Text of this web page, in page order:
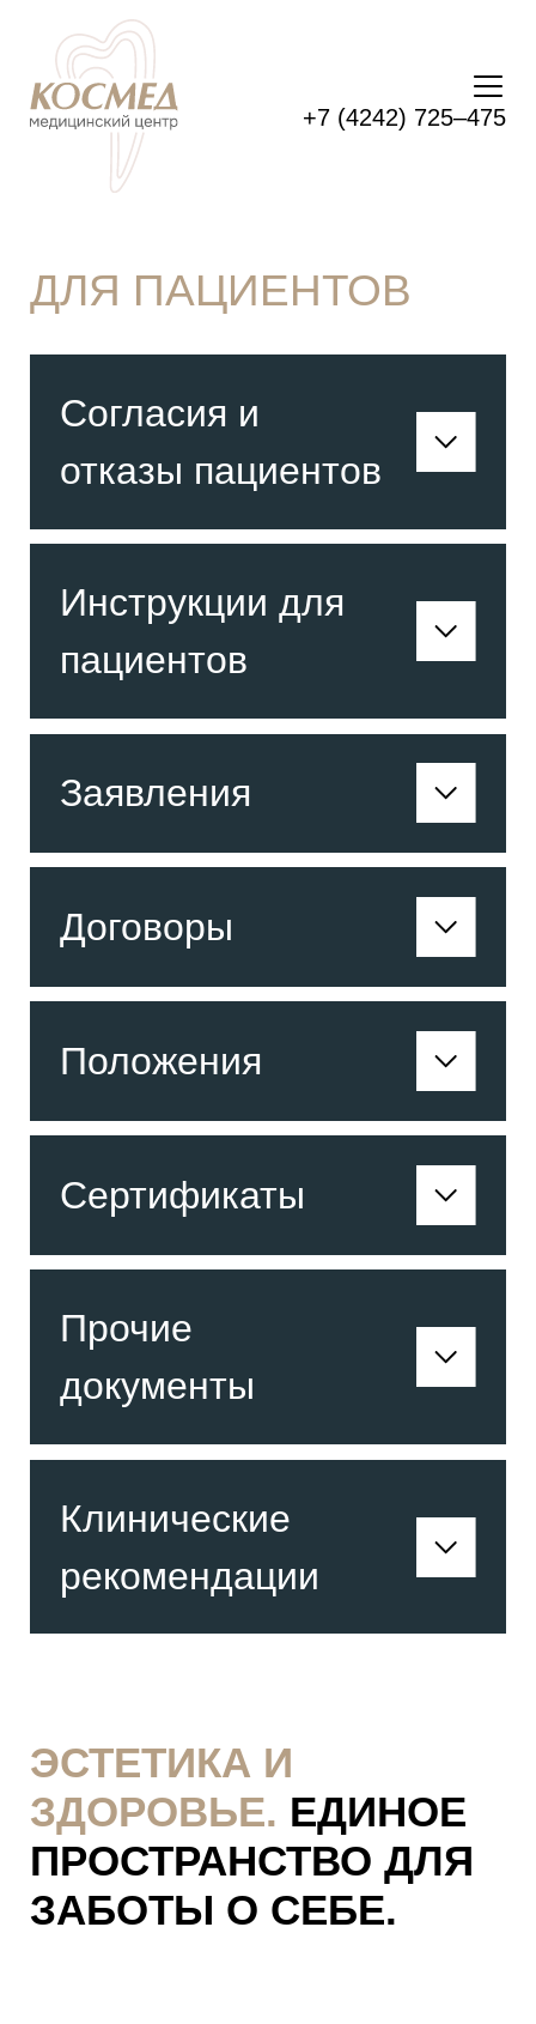
+7 (4242) 725–475
ДЛЯ ПАЦИЕНТОВ
Согласия и
отказы пациентов
Инструкции для
пациентов
Заявления
Договоры
Положения
Сертификаты
Прочие
документы
Клинические
рекомендации
ЭСТЕТИКА И
ЗДОРОВЬЕ. ЕДИНОЕ
ПРОСТРАНСТВО ДЛЯ
ЗАБОТЫ О СЕБЕ.